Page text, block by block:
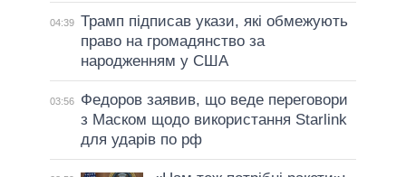
04:39 Трамп підписав укази, які обмежують
право на громадянство за
народженням у США
03:56
Федоров заявив, що веде переговори
з Маском щодо використання Starlink
для ударів по рф